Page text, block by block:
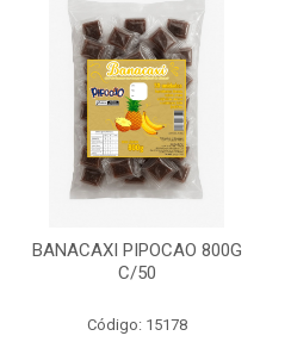
BANACAXI PIPOCAO 800G
C/50
Código: 15178